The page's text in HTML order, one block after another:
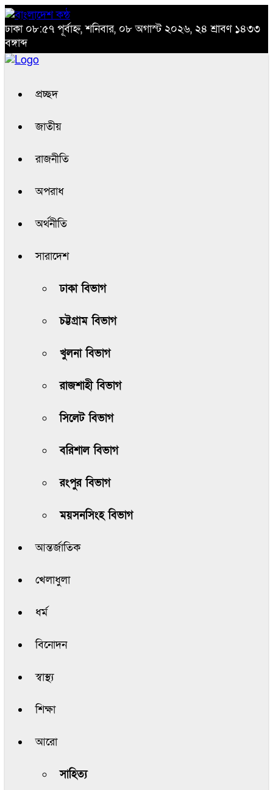
ঢাকা ০৮:৫৭ পূর্বাহ্ন, শনিবার, ০৮ অগাস্ট ২০২৬, ২৪ শ্রাবণ ১৪৩৩
বঙ্গাব্দ
প্রচ্ছদ
জাতীয়
রাজনীতি
অপরাধ
অর্থনীতি
সারাদেশ
ঢাকা বিভাগ
চট্টগ্রাম বিভাগ
খুলনা বিভাগ
রাজশাহী বিভাগ
সিলেট বিভাগ
বরিশাল বিভাগ
রংপুর বিভাগ
ময়সনসিংহ বিভাগ
আন্তর্জাতিক
খেলাধুলা
ধর্ম
বিনোদন
স্বাস্থ্য
শিক্ষা
আরো
সাহিত্য